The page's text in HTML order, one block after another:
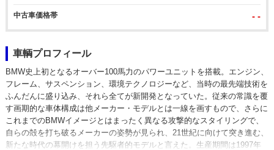
中古車価格帯 - -
車輌プロフィール
BMW史上初となるオーバー100馬力のパワーユニットを搭載。エンジン、
フレーム、サスペンション、環境テクノロジーなど、当時の最先端技術を
ふんだんに盛り込み、それら全てが新開発となっていた。従来の常識を覆
す画期的な車体構成は他メーカー・モデルとは一線を画すもので、さらに
これまでのBMWイメージとはまったく異なる攻撃的なスタイリングで、
自らの殻を打ち破るメーカーの姿勢が見られ、21世紀に向けて突き進む、
新たな時代の幕開けを担う先駆者的モデルと言えた。生産期間は1997年